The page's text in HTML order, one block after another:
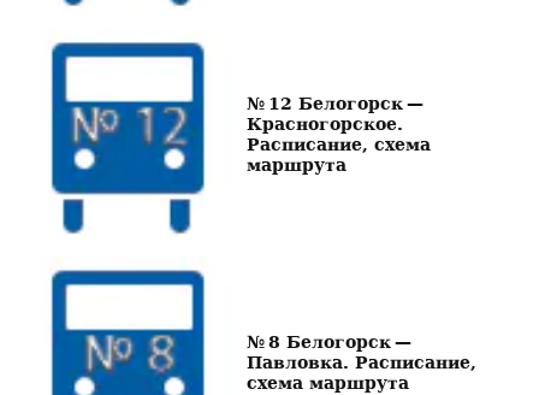
№ 12 Белогорск —
Красногорское.
Расписание, схема
маршрута
№ 8 Белогорск —
Павловка. Расписание,
схема маршрута